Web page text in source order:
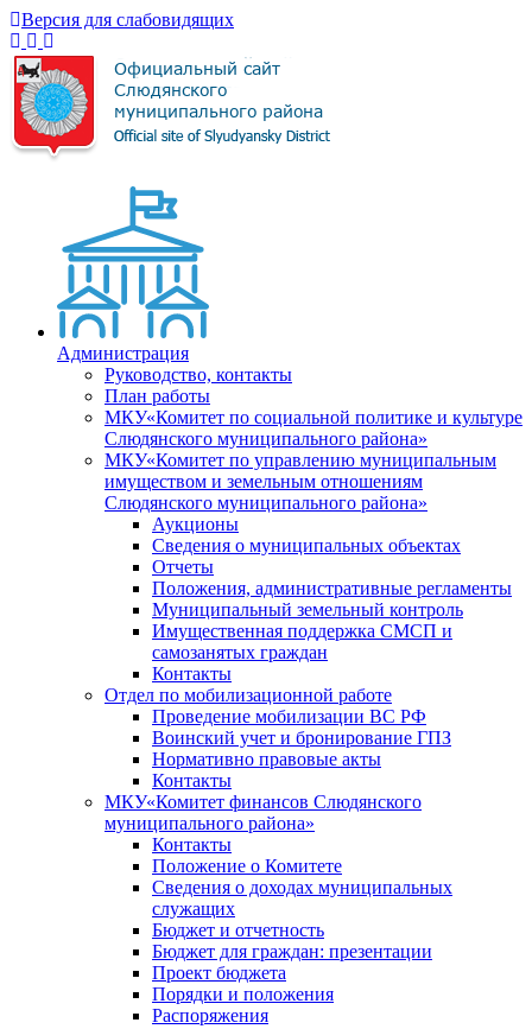
Версия для слабовидящих
Администрация
Руководство, контакты
План работы
МКУ«Комитет по социальной политике и культуре
Слюдянского муниципального района»
МКУ«Комитет по управлению муниципальным
имуществом и земельным отношениям
Слюдянского муниципального района»
Аукционы
Сведения о муниципальных объектах
Отчеты
Положения, административные регламенты
Муниципальный земельный контроль
Имущественная поддержка СМСП и
самозанятых граждан
Контакты
Отдел по мобилизационной работе
Проведение мобилизации ВС РФ
Воинский учет и бронирование ГПЗ
Нормативно правовые акты
Контакты
МКУ«Комитет финансов Слюдянского
муниципального района»
Контакты
Положение о Комитете
Сведения о доходах муниципальных
служащих
Бюджет и отчетность
Бюджет для граждан: презентации
Проект бюджета
Порядки и положения
Распоряжения